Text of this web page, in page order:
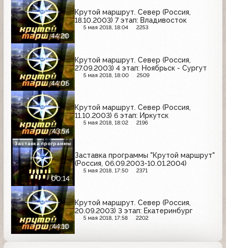
44:20
Крутой маршрут. Север (Россия,
18.10.2003) 7 этап: Владивосток
5 мая 2018, 18:04 2253
44:05
Крутой маршрут. Север (Россия,
27.09.2003) 4 этап: Ноябрьск - Сургут
5 мая 2018, 18:00 2509
43:54
Крутой маршрут. Север (Россия,
11.10.2003) 6 этап: Иркутск
5 мая 2018, 18:02 2196
00:14
Заставка программы "Крутой маршрут"
(Россия, 06.09.2003-10.01.2004)
5 мая 2018, 17:50 2371
Заставка программы
44:10
Крутой маршрут. Север (Россия,
20.09.2003) 3 этап: Екатеринбург
5 мая 2018, 17:58 2202